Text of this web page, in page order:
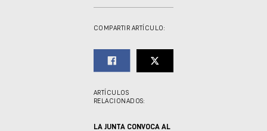
COMPARTIR ARTÍCULO:
ARTÍCULOS
RELACIONADOS:
LA JUNTA CONVOCA AL